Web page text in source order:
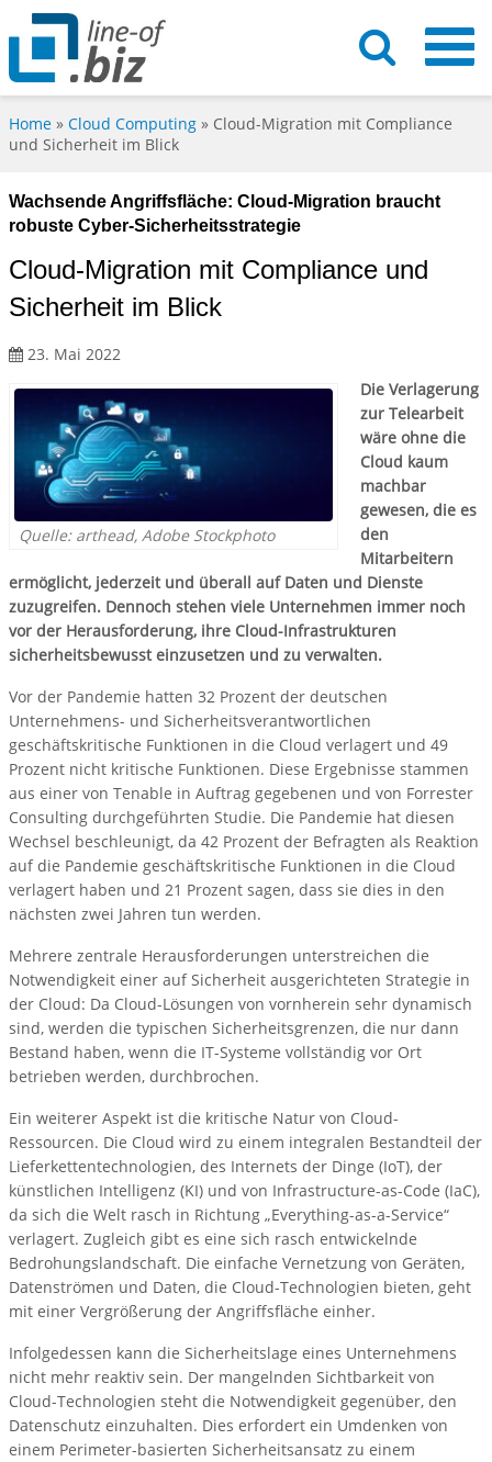
Home » Cloud Computing » Cloud-Migration mit Compliance
und Sicherheit im Blick
Wachsende Angriffsfläche: Cloud-Migration braucht
robuste Cyber-Sicherheitsstrategie
Cloud-Migration mit Compliance und
Sicherheit im Blick
23. Mai 2022
Quelle: arthead, Adobe Stockphoto
Die Verlagerung
zur Telearbeit
wäre ohne die
Cloud kaum
machbar
gewesen, die es
den
Mitarbeitern
ermöglicht, jederzeit und überall auf Daten und Dienste
zuzugreifen. Dennoch stehen viele Unternehmen immer noch
vor der Herausforderung, ihre Cloud-Infrastrukturen
sicherheitsbewusst einzusetzen und zu verwalten.
Vor der Pandemie hatten 32 Prozent der deutschen
Unternehmens- und Sicherheitsverantwortlichen
geschäftskritische Funktionen in die Cloud verlagert und 49
Prozent nicht kritische Funktionen. Diese Ergebnisse stammen
aus einer von Tenable in Auftrag gegebenen und von Forrester
Consulting durchgeführten Studie. Die Pandemie hat diesen
Wechsel beschleunigt, da 42 Prozent der Befragten als Reaktion
auf die Pandemie geschäftskritische Funktionen in die Cloud
verlagert haben und 21 Prozent sagen, dass sie dies in den
nächsten zwei Jahren tun werden.
Mehrere zentrale Herausforderungen unterstreichen die
Notwendigkeit einer auf Sicherheit ausgerichteten Strategie in
der Cloud: Da Cloud-Lösungen von vornherein sehr dynamisch
sind, werden die typischen Sicherheitsgrenzen, die nur dann
Bestand haben, wenn die IT-Systeme vollständig vor Ort
betrieben werden, durchbrochen.
Ein weiterer Aspekt ist die kritische Natur von Cloud-
Ressourcen. Die Cloud wird zu einem integralen Bestandteil der
Lieferkettentechnologien, des Internets der Dinge (IoT), der
künstlichen Intelligenz (KI) und von Infrastructure-as-Code (IaC),
da sich die Welt rasch in Richtung „Everything-as-a-Service“
verlagert. Zugleich gibt es eine sich rasch entwickelnde
Bedrohungslandschaft. Die einfache Vernetzung von Geräten,
Datenströmen und Daten, die Cloud-Technologien bieten, geht
mit einer Vergrößerung der Angriffsfläche einher.
Infolgedessen kann die Sicherheitslage eines Unternehmens
nicht mehr reaktiv sein. Der mangelnden Sichtbarkeit von
Cloud-Technologien steht die Notwendigkeit gegenüber, den
Datenschutz einzuhalten. Dies erfordert ein Umdenken von
einem Perimeter-basierten Sicherheitsansatz zu einem